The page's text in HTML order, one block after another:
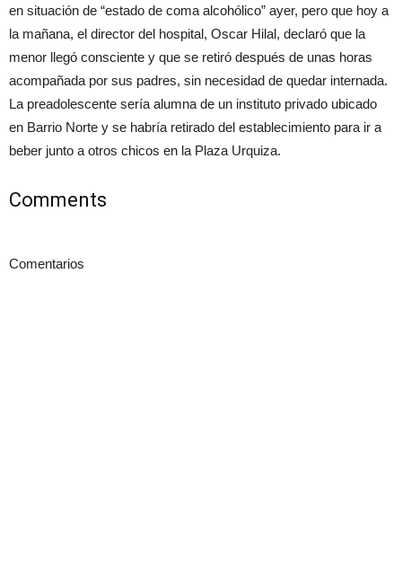
en situación de “estado de coma alcohólico” ayer, pero que hoy a
la mañana, el director del hospital, Oscar Hilal, declaró que la
menor llegó consciente y que se retiró después de unas horas
acompañada por sus padres, sin necesidad de quedar internada.
La preadolescente sería alumna de un instituto privado ubicado
en Barrio Norte y se habría retirado del establecimiento para ir a
beber junto a otros chicos en la Plaza Urquiza.
Comments
Comentarios